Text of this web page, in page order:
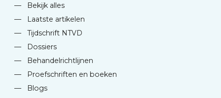
—
Bekijk alles
—
Laatste artikelen
—
Tijdschrift NTVD
—
Dossiers
—
Behandelrichtlijnen
—
Proefschriften en boeken
—
Blogs